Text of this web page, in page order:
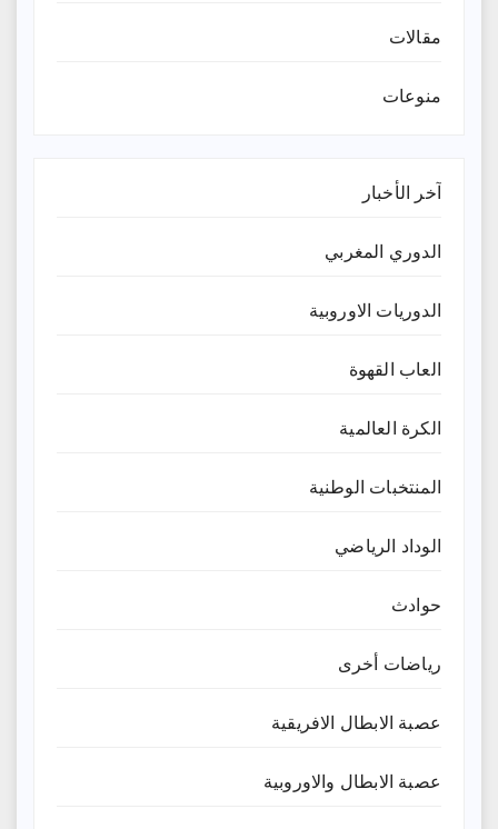
مقالات
منوعات
آخر الأخبار
الدوري المغربي
الدوريات الاوروبية
العاب القهوة
الكرة العالمية
المنتخبات الوطنية
الوداد الرياضي
حوادث
رياضات أخرى
عصبة الابطال الافريقية
عصبة الابطال والاوروبية